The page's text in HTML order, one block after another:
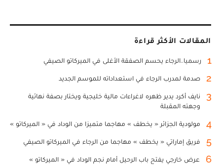
المقالات الأكثر قراءة
1 رسميا..الرجاء يحسم الصفقة الأغلى في الميركاتو الصيفي
2 صدمة لمدرب الرجاء في استعداداته للموسم الجديد
3
نايف أكرد يدير ظهره لاغراءات مالية خليجية ويختار بصفة نهائية
وجهته المقبلة
4 مولودية الجزائر « يخطف » مهاجما متميزا من الوداد في « الميركاتو »
5 فريق إماراتي « يخطف » مهاجما من الرجاء في الميركاتو الصيفي
6 عرض خارجي يفتح باب الرحيل أمام نجم الوداد في « الميركاتو »